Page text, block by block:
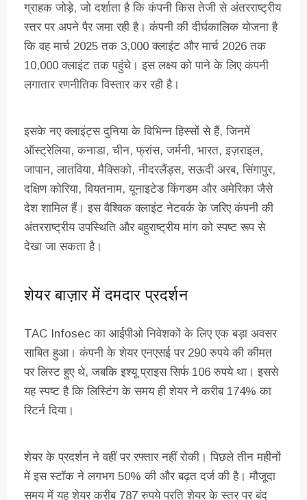
ग्राहक जोड़े, जो दर्शाता है कि कंपनी किस तेजी से अंतरराष्ट्रीय
स्तर पर अपने पैर जमा रही है। कंपनी की दीर्घकालिक योजना है
कि वह मार्च 2025 तक 3,000 क्लाइंट और मार्च 2026 तक
10,000 क्लाइंट तक पहुंचे। इस लक्ष्य को पाने के लिए कंपनी
लगातार रणनीतिक विस्तार कर रही है।
इसके नए क्लाइंट्स दुनिया के विभिन्न हिस्सों से हैं, जिनमें
ऑस्ट्रेलिया, कनाडा, चीन, फ्रांस, जर्मनी, भारत, इज़राइल,
जापान, लातविया, मैक्सिको, नीदरलैंड्स, सऊदी अरब, सिंगापुर,
दक्षिण कोरिया, वियतनाम, यूनाइटेड किंगडम और अमेरिका जैसे
देश शामिल हैं। इस वैश्विक क्लाइंट नेटवर्क के जरिए कंपनी की
अंतरराष्ट्रीय उपस्थिति और बहुराष्ट्रीय मांग को स्पष्ट रूप से
देखा जा सकता है।
शेयर बाज़ार में दमदार प्रदर्शन
TAC Infosec का आईपीओ निवेशकों के लिए एक बड़ा अवसर
साबित हुआ। कंपनी के शेयर एनएसई पर 290 रुपये की कीमत
पर लिस्ट हुए थे, जबकि इश्यू प्राइस सिर्फ 106 रुपये था। इससे
यह स्पष्ट है कि लिस्टिंग के समय ही शेयर ने करीब 174% का
रिटर्न दिया।
शेयर के प्रदर्शन ने वहीं पर रफ्तार नहीं रोकी। पिछले तीन महीनों
में इस स्टॉक ने लगभग 50% की और बढ़त दर्ज की है। मौजूदा
समय में यह शेयर करीब 787 रुपये प्रति शेयर के स्तर पर बंद